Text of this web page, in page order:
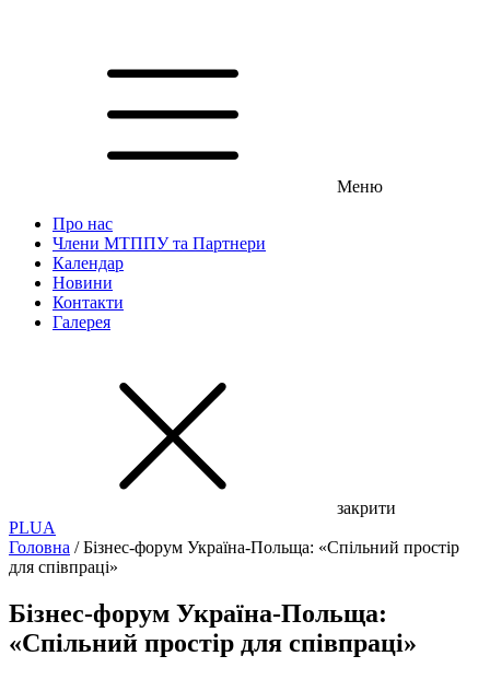
Меню
Про нас
Члени МТППУ та Партнери
Календар
Новини
Контакти
Галерея
закрити
PLUA
Головна / Бізнес-форум Україна-Польща: «Спільний простір
для співпраці»
Бізнес-форум Україна-Польща:
«Спільний простір для співпраці»